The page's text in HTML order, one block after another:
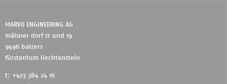
MARVO ENGINEERING AG
mälsner dorf 17 und 19
9496 balzers
fürstentum liechtenstein
t: +423 384 24 16